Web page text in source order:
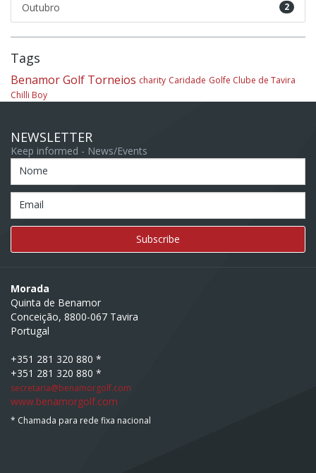
2
Outubro
Tags
Benamor Golf Torneios charity Caridade Golfe Clube de Tavira
Chilli Boy
NEWSLETTER
Keep informed - News/Events
Nome
Email
Morada
Quinta de Benamor
Conceição, 8800-067 Tavira
Portugal
+351 281 320 880 *
+351 281 320 880 *
secretaria@benamorgolf.com
www.benamorgolf.com
* Chamada para rede fixa nacional